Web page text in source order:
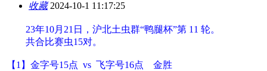
收藏2024-10-1 11:17:25
23年10月21日
，沪北土虫群“鸭腿杯”第 11 轮。
共合比赛虫15对。
【1】金字号15点 vs 飞字号16点 金胜